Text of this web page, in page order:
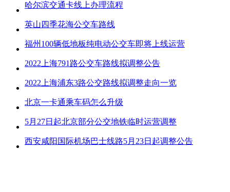
哈尔滨交通卡线上办理流程
英山四季花海公交车路线
福州100辆低地板纯电动公交车即将上线运营
2022上海791路公交车路线拟调整公告
2022上海浦东3路公交路线拟调整走向一览
北京一卡通乘车码怎么升级
5月27日起北京部分公交地铁临时运营调整
西安咸阳国际机场巴士线路5月23日起调整公告